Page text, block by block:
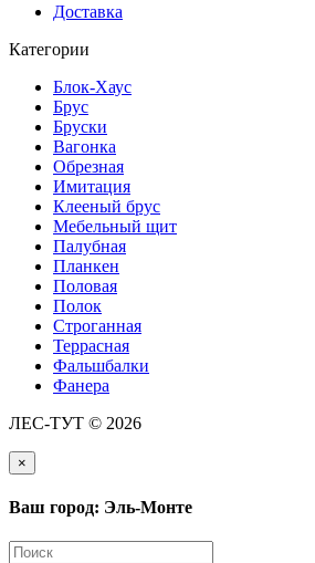
Доставка
Категории
Блок-Хаус
Брус
Бруски
Вагонка
Обрезная
Имитация
Клееный брус
Мебельный щит
Палубная
Планкен
Половая
Полок
Строганная
Террасная
Фальшбалки
Фанера
ЛЕС-ТУТ © 2026
×
Ваш город: Эль-Монте